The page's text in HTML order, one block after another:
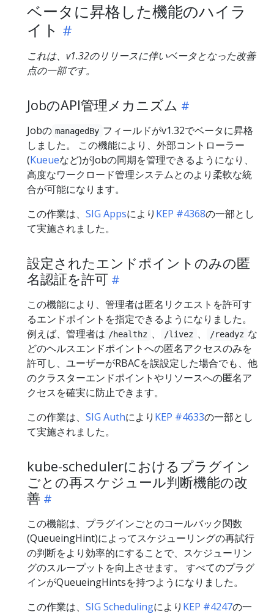
ベータに昇格した機能のハイラ
イト
これは、v1.32のリリースに伴いベータとなった改善
点の一部です。
JobのAPI管理メカニズム
Jobの managedBy フィールドがv1.32でベータに昇格
しました。 この機能により、外部コントローラー
(Kueueなど)がJobの同期を管理できるようになり、
高度なワークロード管理システムとのより柔軟な統
合が可能になります。
この作業は、 SIG Appsにより KEP #4368の一部とし
て実施されました。
設定されたエンドポイントのみの匿
名認証を許可
この機能により、管理者は匿名リクエストを許可す
るエンドポイントを指定できるようになりました。
例えば、管理者は /healthz 、 /livez 、 /readyz な
どのヘルスエンドポイントへの匿名アクセスのみを
許可し、ユーザーがRBACを誤設定した場合でも、他
のクラスターエンドポイントやリソースへの匿名ア
クセスを確実に防止できます。
この作業は、 SIG Authにより KEP #4633の一部とし
て実施されました。
kube-schedulerにおけるプラグイン
ごとの再スケジュール判断機能の改
善
この機能は、プラグインごとのコールバック関数
(QueueingHint)によってスケジューリングの再試行
の判断をより効率的にすることで、スケジューリン
グのスループットを向上させます。 すべてのプラグ
インがQueueingHintsを持つようになりました。
この作業は、 SIG Schedulingにより KEP #4247の一